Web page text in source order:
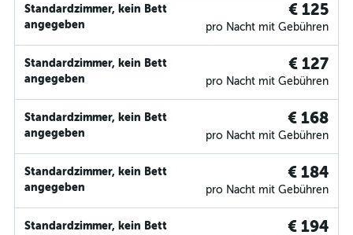
Standardzimmer, kein Bett
angegeben
€ 125
pro Nacht mit Gebühren
Standardzimmer, kein Bett
angegeben
€ 127
pro Nacht mit Gebühren
Standardzimmer, kein Bett
angegeben
€ 168
pro Nacht mit Gebühren
Standardzimmer, kein Bett
angegeben
€ 184
pro Nacht mit Gebühren
Standardzimmer, kein Bett
€ 194